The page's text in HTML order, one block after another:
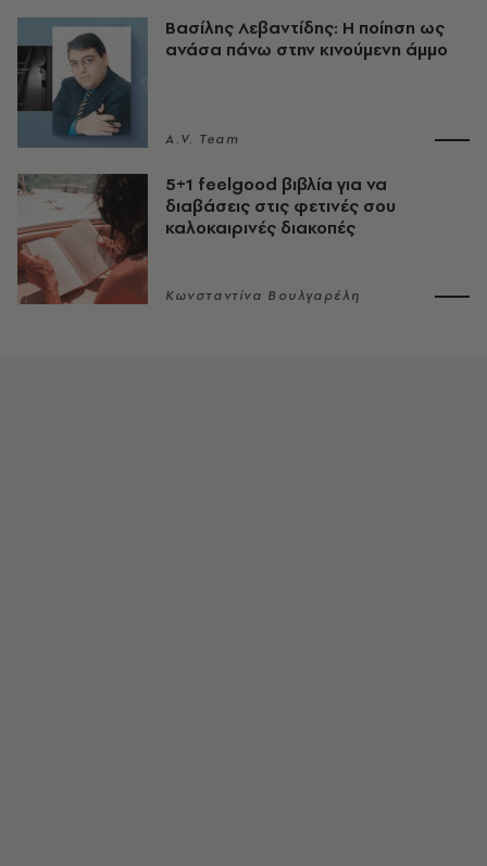
Βασίλης Λεβαντίδης: Η ποίηση ως
ανάσα πάνω στην κινούμενη άμμο
A.V. Team
5+1 feelgood βιβλία για να
διαβάσεις στις φετινές σου
καλοκαιρινές διακοπές
Κωνσταντίνα Βουλγαρέλη